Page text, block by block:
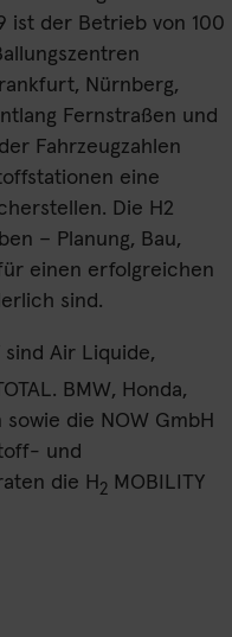
ist der Betrieb von 100
Nürnberg,
Fernstraßen und
Fahrzeugzahlen
eine
Die H2
– Planung, Bau,
einen erfolgreichen
sind.
sind Air Liquide,
BMW, Honda,
sowie die NOW GmbH
und
die H 2 MOBILITY